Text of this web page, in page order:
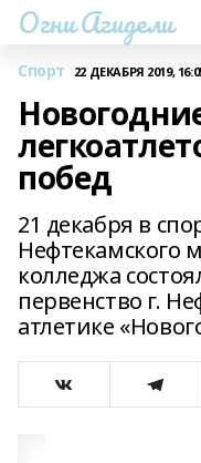
Огни Агидели
Спорт 22 ДЕКАБРЯ 2019,
побед
21 декабря в
Нефтекамского
колледжа
первенство г.
атлетике